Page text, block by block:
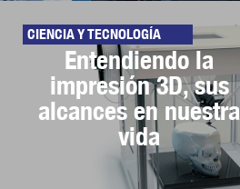
CIENCIA Y TECNOLOGÍA
Entendiendo la
impresión 3D, sus
alcances en nuestra
vida